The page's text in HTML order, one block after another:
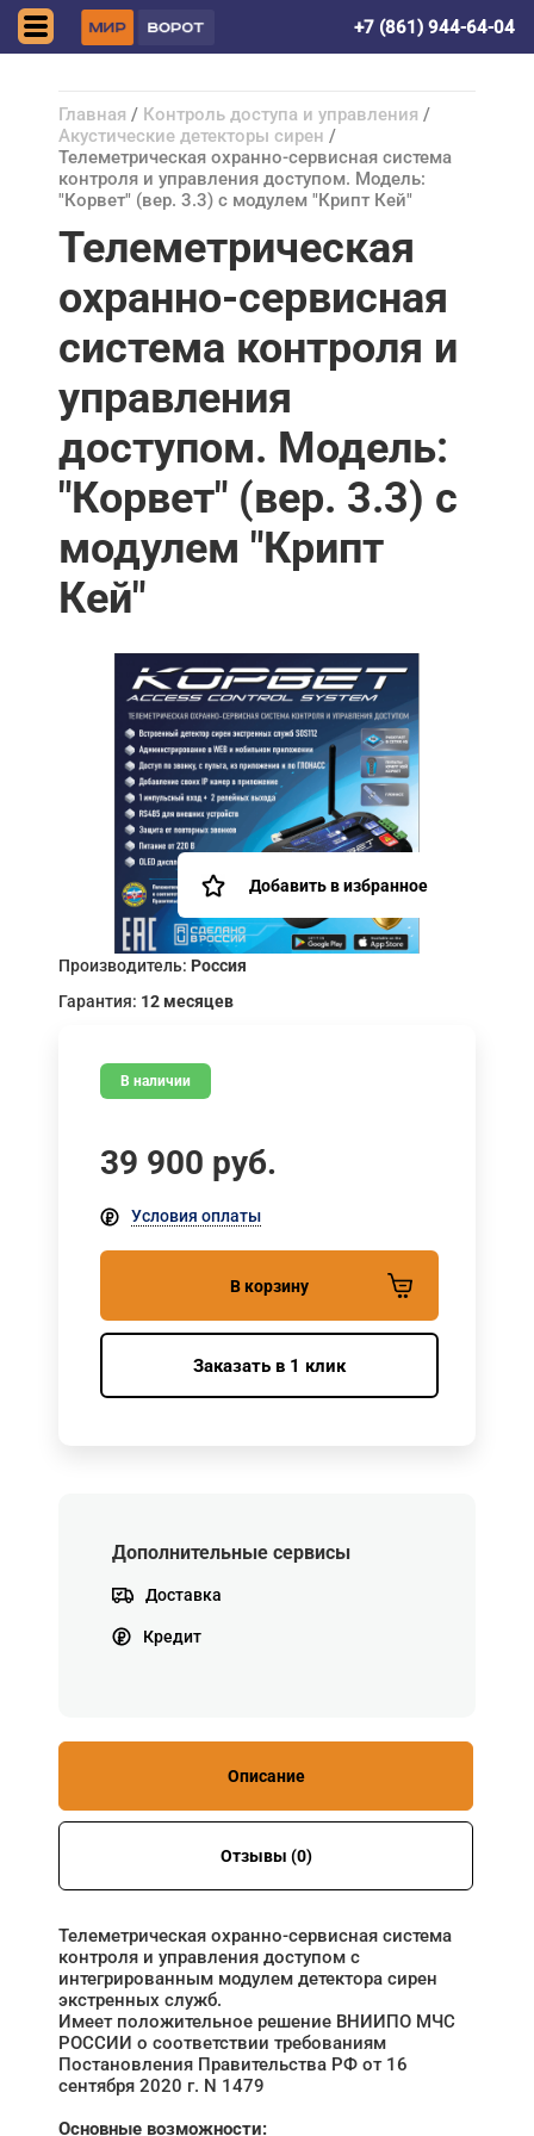
+7 (861) 944-64-04
Главная / Контроль доступа и управления /
Акустические детекторы сирен /
Телеметрическая охранно-сервисная система
контроля и управления доступом. Модель:
"Корвет" (вер. 3.3) c модулем "Крипт Кей"
Телеметрическая
охранно-сервисная
система контроля и
управления
доступом. Модель:
"Корвет" (вер. 3.3) c
модулем "Крипт
Кей"
Добавить в избранное
Производитель: Россия
Гарантия: 12 месяцев
В наличии
39 900 руб.
Условия оплаты
В корзину
Заказать в 1 клик
Дополнительные сервисы
Доставка
Кредит
Описание
Отзывы (0)
Телеметрическая охранно-сервисная система
контроля и управления доступом с
интегрированным модулем детектора сирен
экстренных служб.
Имеет положительное решение ВНИИПО МЧС
РОССИИ о соответствии требованиям
Постановления Правительства РФ от 16
сентября 2020 г. N 1479
Основные возможности: